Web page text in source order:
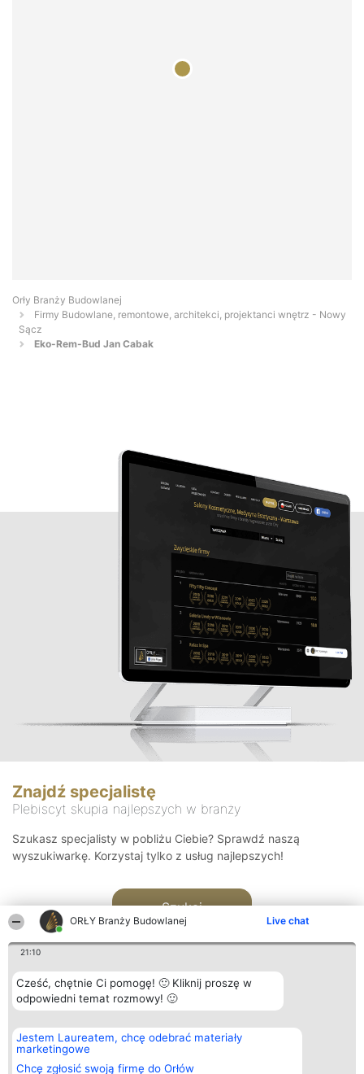
ORŁY Branży Budowlanej Live chat
21:10
Cześć, chętnie Ci pomogę! 🙂 Kliknij proszę w
odpowiedni temat rozmowy! 🙂
Jestem Laureatem, chcę odebrać materiały
marketingowe
Chcę zgłosić swoją firmę do Orłów
Orły Branży Budowlanej
Firmy Budowlane, remontowe, architekci, projektanci wnętrz - Nowy
Sącz
Eko-Rem-Bud Jan Cabak
Znajdź specjalistę
Plebiscyt skupia najlepszych w branży
Szukasz specjalisty w pobliżu Ciebie? Sprawdź naszą
wyszukiwarkę. Korzystaj tylko z usług najlepszych!
Szukaj
Organizator plebiscytu
Bright Side Solutions sp. z o.
o. sp. k.
ul. Ruska 22
Plebiscyt
Laureaci
wszystkich
Kontakt
Kontakt